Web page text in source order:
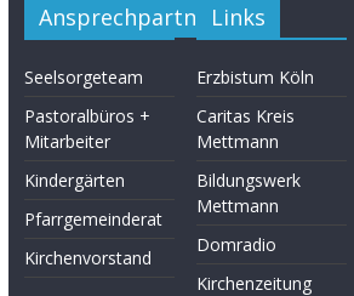
Ansprechpartner
Seelsorgeteam
Pastoralbüros +
Mitarbeiter
Kindergärten
Pfarrgemeinderat
Kirchenvorstand
Links
Erzbistum Köln
Caritas Kreis
Mettmann
Bildungswerk
Mettmann
Domradio
Kirchenzeitung